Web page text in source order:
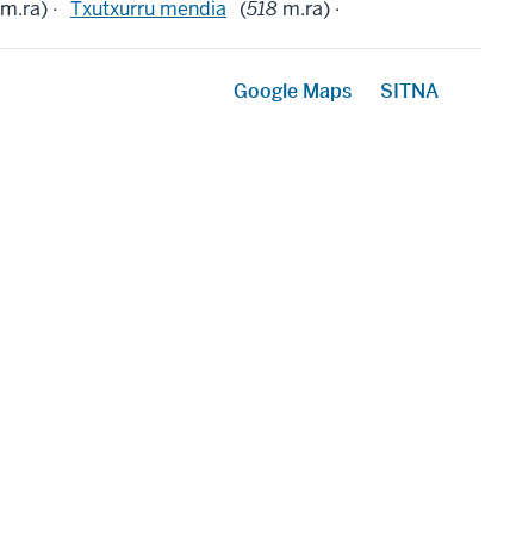
m.ra) · Txutxurru mendia (518 m.ra) ·
Google Maps SITNA